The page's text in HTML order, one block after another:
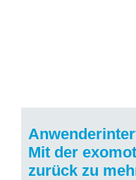
Mit der
zurück zu